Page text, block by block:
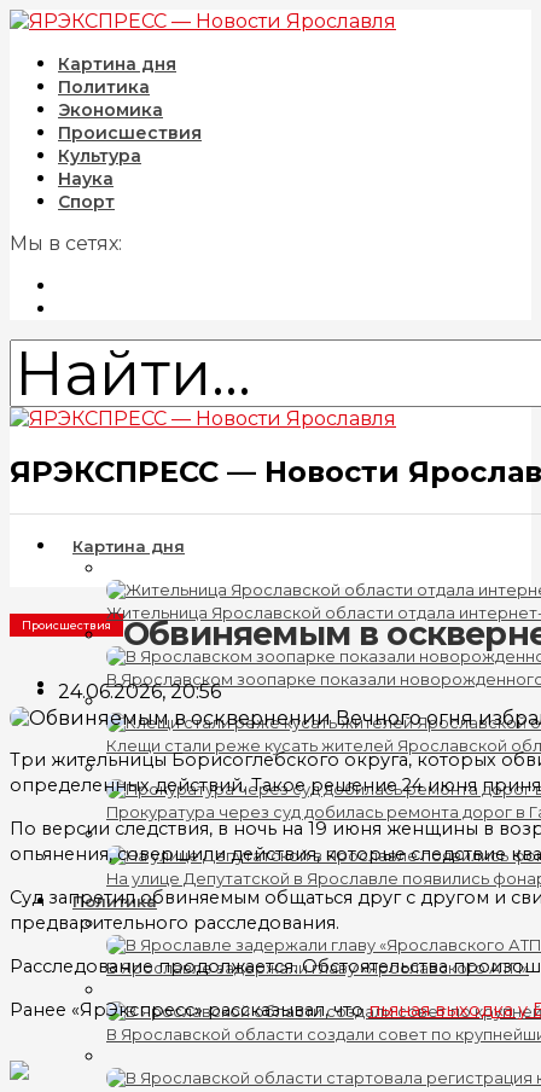
Картина дня
Политика
Экономика
Происшествия
Культура
Наука
Спорт
Мы в сетях:
ЯРЭКСПРЕСС — Новости
Картина дня
Жительница Ярославской области отдала
В Ярославском зоопарке показали
Клещи стали реже кусать жителей Ярославской
Прокуратура через суд добилась ремонта дорог в
На улице Депутатской в Ярославле появились
Политика
В Ярославле задержали главу «Ярославского АТП»
В Ярославской области создали совет по
Происшествия Обвиняемым в
24.06.2026, 20:56
Три жительницы Борисоглебского округа, которых
определенных действий. Такое решение 24 июня
По версии следствия, в ночь на 19 июня женщины в
опьянения, совершили действия, которые следствие
Суд запретил обвиняемым общаться друг с другом и
предварительного расследования.
Расследование продолжается. Обстоятельства
Ранее «ЯрЭкспресс» рассказывал, чтопьяная выходка у